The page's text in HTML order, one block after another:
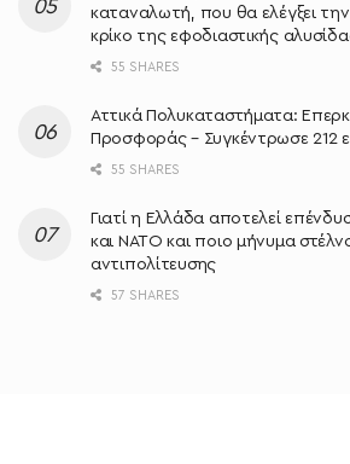
καταναλωτή, που θα ελέγξει την
κρίκο της εφοδιαστικής
55 SHARES
Αττικά Πολυκαταστήματα:
Προσφοράς – Συγκέντρωσε 212
55 SHARES
Γιατί η Ελλάδα αποτελεί
και ΝΑΤΟ και ποιο μήνυμα
αντιπολίτευσης
57 SHARES